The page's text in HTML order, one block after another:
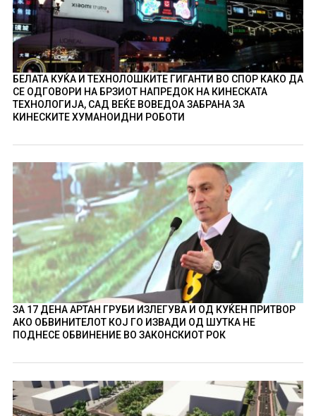
БЕЛАТА КУЌА И ТЕХНОЛОШКИТЕ ГИГАНТИ ВО СПОР КАКО ДА
СЕ ОДГОВОРИ НА БРЗИОТ НАПРЕДОК НА КИНЕСКАТА
ТЕХНОЛОГИЈА, САД ВЕЌЕ ВОВЕДОА ЗАБРАНА ЗА
КИНЕСКИТЕ ХУМАНОИДНИ РОБОТИ
ЗА 17 ДЕНА АРТАН ГРУБИ ИЗЛЕГУВА И ОД КУЌЕН ПРИТВОР
АКО ОБВИНИТЕЛОТ КОЈ ГО ИЗВАДИ ОД ШУТКА НЕ
ПОДНЕСЕ ОБВИНЕНИЕ ВО ЗАКОНСКИОТ РОК